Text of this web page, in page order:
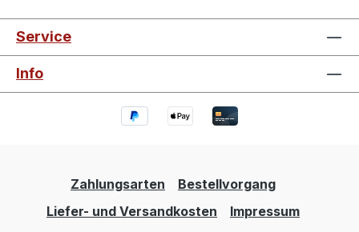
Service
Info
Zahlungsarten
Bestellvorgang
Liefer- und Versandkosten
Impressum